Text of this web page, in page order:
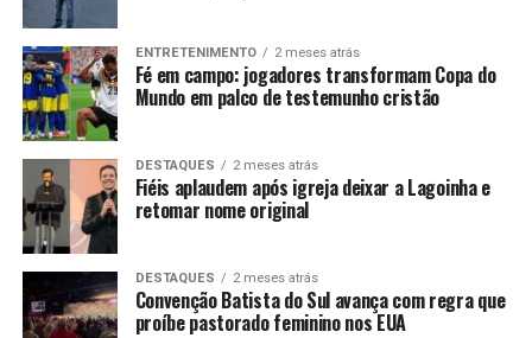
ENTRETENIMENTO 2 meses atrás
Fé em campo: jogadores transformam Copa do
Mundo em palco de testemunho cristão
DESTAQUES 2 meses atrás
Fiéis aplaudem após igreja deixar a Lagoinha e
retomar nome original
DESTAQUES 2 meses atrás
Convenção Batista do Sul avança com regra que
proíbe pastorado feminino nos EUA